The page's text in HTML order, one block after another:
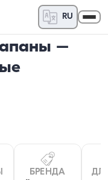
RU
–
БРЕНДА